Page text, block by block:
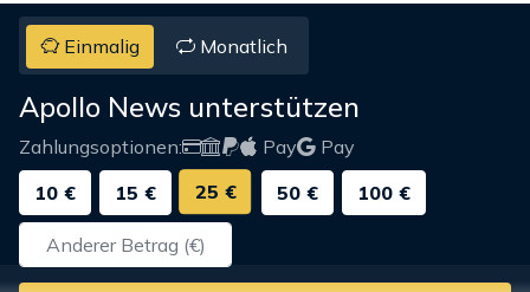
Einmalig Monatlich
Apollo News unterstützen
Zahlungsoptionen: Pay
Pay
10 €
15 € 25 € 50 € 100 €